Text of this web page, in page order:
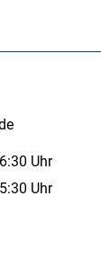
Uhr
Uhr